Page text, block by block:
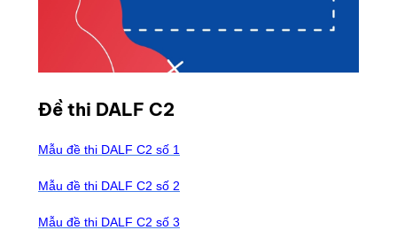
Đề thi DALF C2
Mẫu đề thi DALF C2 số 1
Mẫu đề thi DALF C2 số 2
Mẫu đề thi DALF C2 số 3